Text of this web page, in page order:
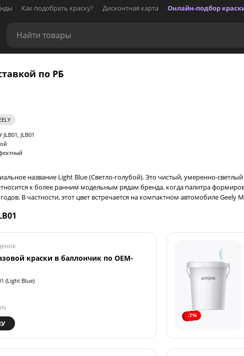
Как подобрать краску? Дисконтная карта Онлайн-подбор
по РБ
JLB01, JLB01
название Light Blue (Светло-голубой). Это чистый, умеренно-
к более ранним модельным рядам бренда, когда палитра
В частности, этот цвет встречается на компактном автомобиле Geely
краски в баллончик по OEM-
(Light Blue)
-7%